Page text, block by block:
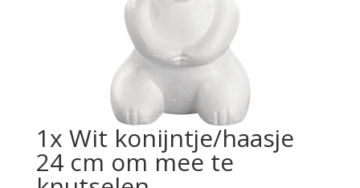
1x Wit konijntje/haasje
24 cm om mee te